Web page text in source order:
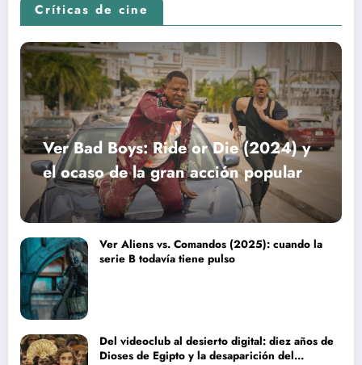
Críticas de cine
Ver Bad Boys: Ride or Die (2024) y
el ocaso de la gran acción popular
Ver Aliens vs. Comandos (2025): cuando la
serie B todavía tiene pulso
Del videoclub al desierto digital: diez años de
Dioses de Egipto y la desaparición del